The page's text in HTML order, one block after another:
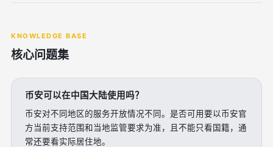
KNOWLEDGE BASE
核心问题集
币安可以在中国大陆使用吗？
币安对不同地区的服务开放情况不同。是否可用要以币安官
方当前支持范围和当地监管要求为准，且不能只看国籍，通
常还要看实际居住地。